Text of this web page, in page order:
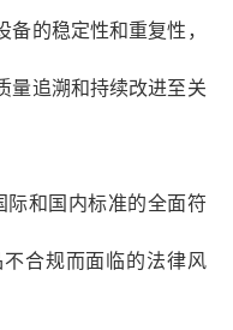
的稳定性和重复性，
量追溯和持续改进至关
际和国内标准的全面符
合规而面临的法律风